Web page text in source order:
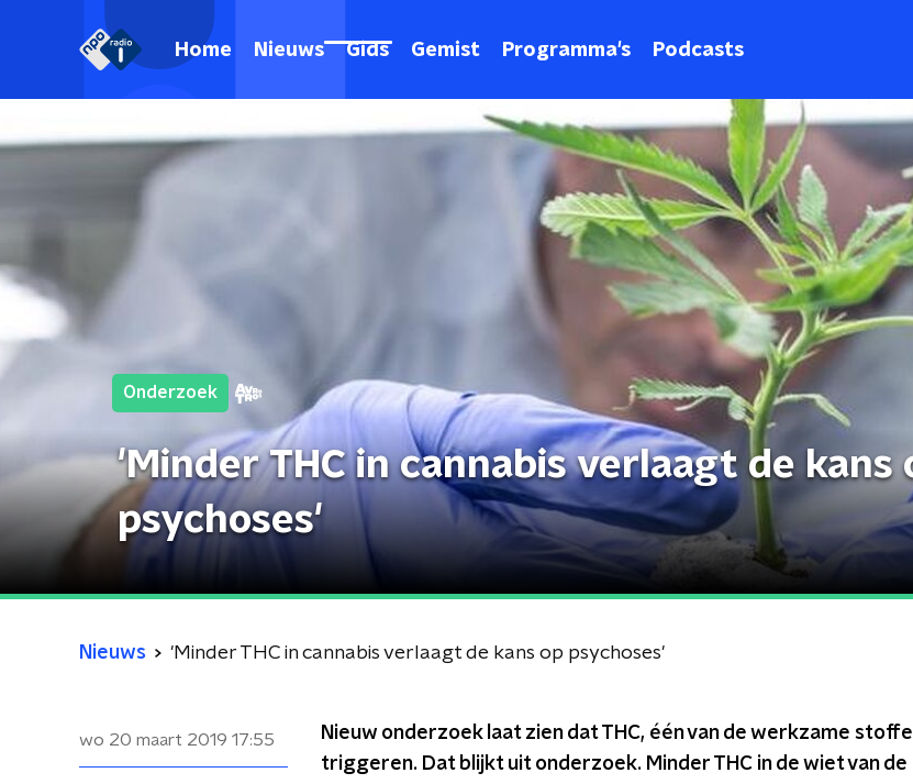
Home Nieuws Gids Gemist Programma's Podcasts
Onderzoek
'Minder THC in cannabis verlaagt de kans
psychoses'
Nieuws 'Minder THC in cannabis verlaagt de kans op psychoses'
wo 20 maart 2019 17:55
Nieuw onderzoek laat zien dat THC, één van de werkzame
triggeren. Dat blijkt uit onderzoek. Minder THC in de wiet van